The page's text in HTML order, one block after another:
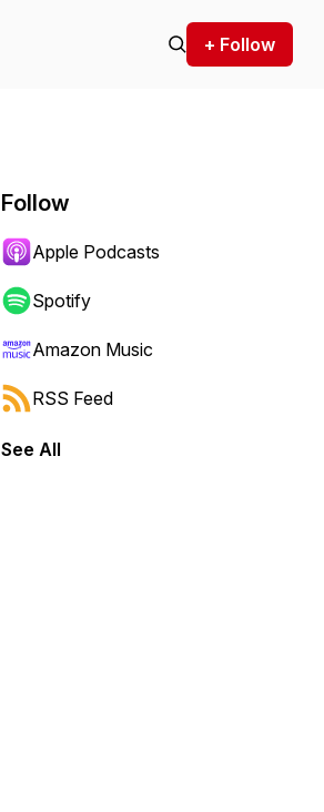
+ Follow
Follow
Apple Podcasts
Spotify
Amazon Music
RSS Feed
See All